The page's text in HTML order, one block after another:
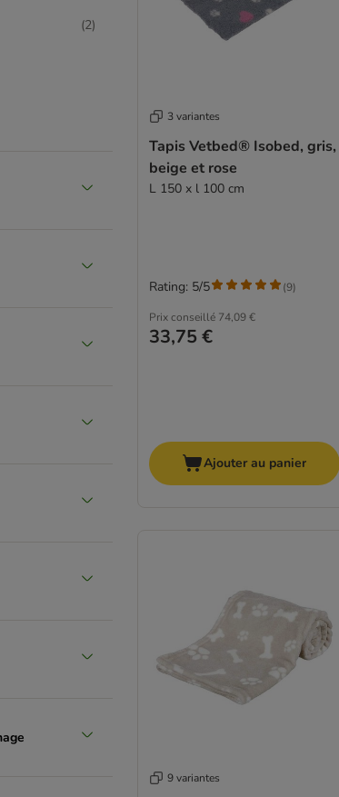
(2)
3 variantes
Tapis Vetbed® Isobed, gris,
beige et rose
L 150 x l 100 cm
Prix conseillé 74,09 €
33,75 €
Rating: 5/5 (9)
Ajouter au panier
9 variantes